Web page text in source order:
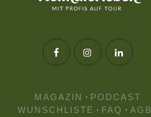
MAGAZIN · PODCAST
WUNSCHLISTE · FAQ · AGB